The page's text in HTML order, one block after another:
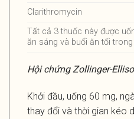
Clarithromycin
Tất cả 3 thuốc này được
ăn sáng và buổi ăn tối trong
Hội chứng Zollinger-
Khởi đầu, uống 60 mg,
thay đổi và thời gian kéo